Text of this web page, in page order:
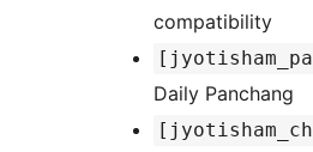
compatibility
Daily Panchang